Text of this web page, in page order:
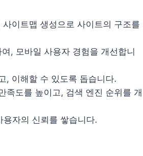
이트맵 생성으로 사이트의 구조를
, 모바일 사용자 경험을 개선합니
, 이해할 수 있도록 돕습니다.
족도를 높이고, 검색 엔진 순위를 개
자의 신뢰를 쌓습니다.